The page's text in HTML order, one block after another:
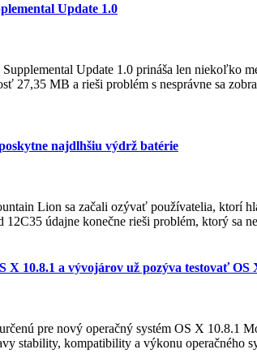
Update 1.0
Update 1.0 prináša len niekoľko
27,35 MB a rieši problém s nesprávne sa
najdlhšiu výdrž batérie
Lion sa začali ozývať používatelia, ktorí
údajne konečne rieši problém, ktorý sa
10.8.1 a vývojárov už pozýva testovať OS
pre nový operačný systém OS X
stability, kompatibility a výkonu